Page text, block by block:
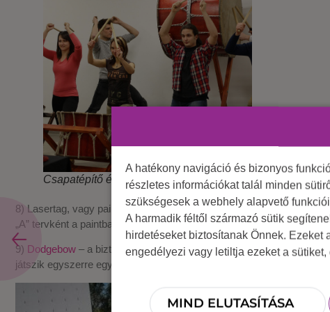
Csapatépítő élménydobolás
8) Lasertag, vagy paintball – ha a csapatotok az aktív, harciasabb
„A” tervként a paintballt javasoljuk, de esőnapra a „B” tervnek a
9) Dodgebow – a biztonságos harci játékok legújabb változata a
játszik egyszerre egymás ellen, a cél pedig a másik területének
A hatékony navigáció és bizonyos
részletes információkat talál minden
szükségesek a webhely alapvető
A harmadik féltől származó sütik
hirdetéseket biztosítanak Önnek.
engedélyezi vagy letiltja ezeket a
MIND ELUTASÍTÁSA